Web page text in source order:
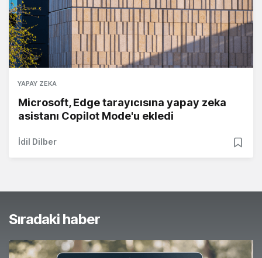
YAPAY ZEKA
Microsoft, Edge tarayıcısına yapay zeka
asistanı Copilot Mode'u ekledi
İdil Dilber
Sıradaki haber